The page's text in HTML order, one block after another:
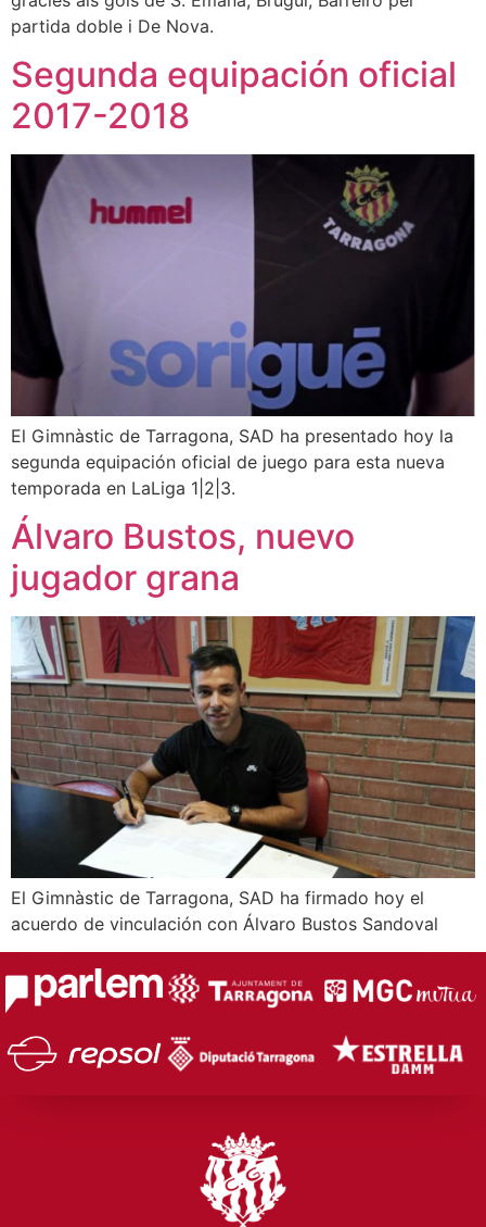
partida doble i De Nova.
Segunda equipación oficial
2017-2018
El Gimnàstic de Tarragona, SAD ha presentado hoy la
segunda equipación oficial de juego para esta nueva
temporada en LaLiga 1|2|3.
Álvaro Bustos, nuevo
jugador grana
El Gimnàstic de Tarragona, SAD ha firmado hoy el
acuerdo de vinculación con Álvaro Bustos Sandoval